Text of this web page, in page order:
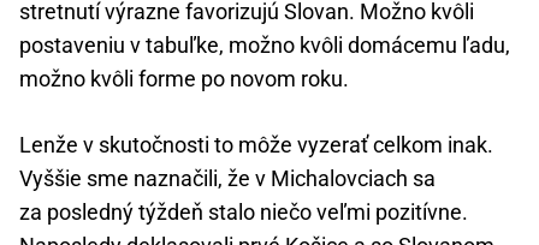
stretnutí výrazne favorizujú Slovan. Možno kvôli
postaveniu v tabuľke, možno kvôli domácemu ľadu,
možno kvôli forme po novom roku.
Lenže v skutočnosti to môže vyzerať celkom inak.
Vyššie sme naznačili, že v Michalovciach sa
za posledný týždeň stalo niečo veľmi pozitívne.